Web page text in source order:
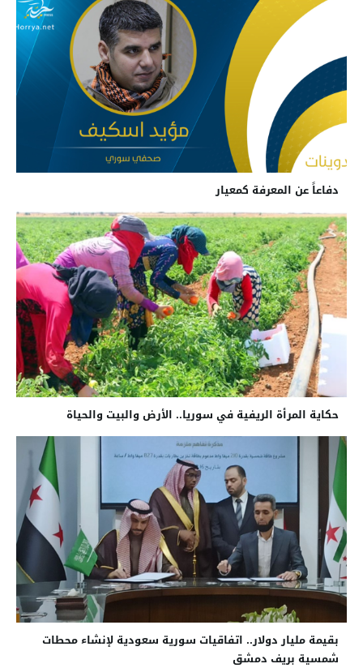
دفاعاً عن المعرفة كمعيار
حكاية المرأة الريفية في سوريا.. الأرض والبيت والحياة
بقيمة مليار دولار.. اتفاقيات سورية سعودية لإنشاء محطات
شمسية بريف دمشق